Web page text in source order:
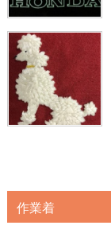
作業着